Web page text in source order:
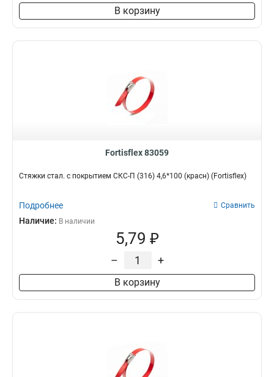
В корзину
Fortisflex 83059
Стяжки стал. с покрытием СКС-П (316) 4,6*100 (красн) (Fortisflex)
Подробнее Сравнить
Наличие: В наличии
5,79 ₽
– +
В корзину